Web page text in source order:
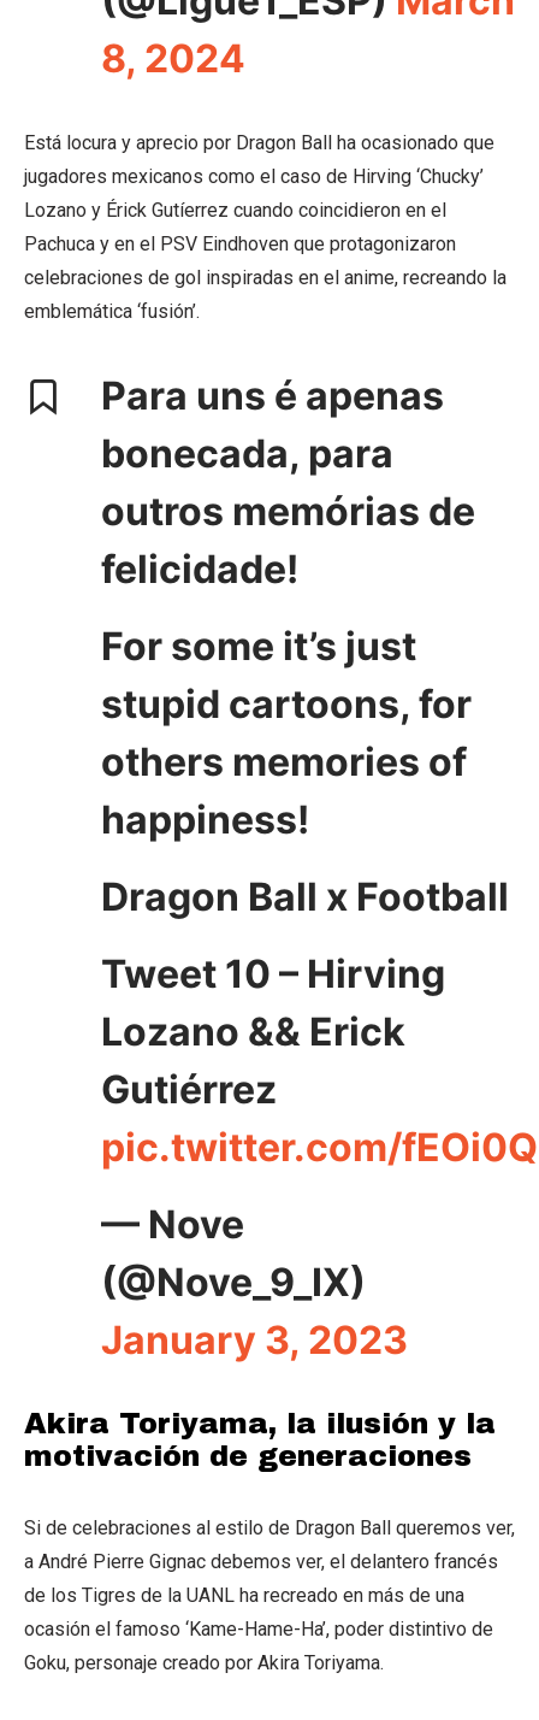
8, 2024
Está locura y aprecio por Dragon Ball ha ocasionado que
jugadores mexicanos como el caso de Hirving ‘Chucky’
Lozano y Érick Gutíerrez cuando coincidieron en el
Pachuca y en el PSV Eindhoven que protagonizaron
celebraciones de gol inspiradas en el anime, recreando la
emblemática ‘fusión’.
Para uns é apenas
bonecada, para
outros memórias de
felicidade!
For some it’s just
stupid cartoons, for
others memories of
happiness!
Dragon Ball x Football
Tweet 10 – Hirving
Lozano && Erick
Gutiérrez
pic.twitter.com/
— Nove
(@Nove_9_IX)
January 3, 2023
Akira Toriyama, la ilusión y la
motivación de generaciones
Si de celebraciones al estilo de Dragon Ball queremos ver,
a André Pierre Gignac debemos ver, el delantero francés
de los Tigres de la UANL ha recreado en más de una
ocasión el famoso ‘Kame-Hame-Ha’, poder distintivo de
Goku, personaje creado por Akira Toriyama.